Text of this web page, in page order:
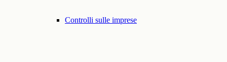
Controlli sulle imprese